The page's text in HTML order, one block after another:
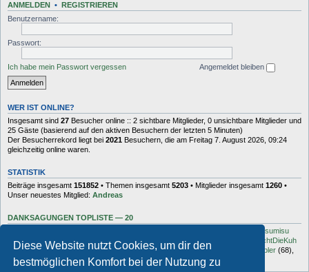
Diese Website nutzt Cookies, um dir den
bestmöglichen Komfort bei der Nutzung zu
ANMELDEN • REGISTRIEREN
Benutzername:
Passwort:
Ich habe mein Passwort vergessen Angemeldet bleiben
WER IST ONLINE?
Insgesamt sind 27 Besucher online :: 2 sichtbare Mitglieder, 0 unsichtbare Mitglieder und
25 Gäste (basierend auf den aktiven Besuchern der letzten 5 Minuten)
Der Besucherrekord liegt bei 2021 Besuchern, die am Freitag 7. August 2026, 09:24
gleichzeitig online waren.
STATISTIK
Beiträge insgesamt 151852 • Themen insgesamt 5203 • Mitglieder insgesamt 1260 •
Unser neuestes Mitglied: Andreas
DANKSAGUNGEN TOPLISTE — 20
sumisu
(125),
Elton (125), Charles_Robotnik (124), markus.whatever
MuhMachtDieKuh
(94),Pommes(91),rulaman(80),Hooge(77),Öröc(71),zokker000 vfbler (68),
Janaldo(65),unkow(65),häxe(56),DocBrown(56)